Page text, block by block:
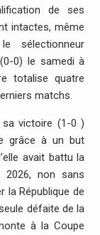
de ses
intactes, même
sélectionneur
0) le samedi à
totalise quatre
matchs.
victoire (1-0 )
grâce à un but
avait battu la
non sans
la République de
défaite de la
à la Coupe